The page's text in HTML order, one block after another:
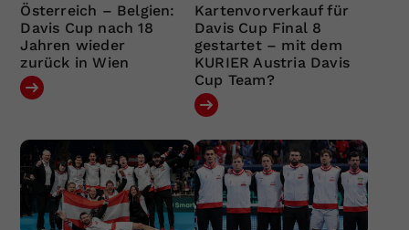
Österreich – Belgien:
Davis Cup nach 18
Jahren wieder
zurück in Wien
Kartenvorverkauf für
Davis Cup Final 8
gestartet – mit dem
KURIER Austria Davis
Cup Team?